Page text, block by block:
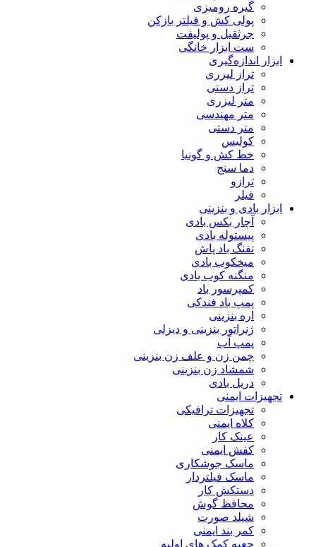
گیره رومیزی
پولی کش و فیلتر بازکن
جرثقیل و پولیفت
ست ابزار خانگی
ابزار اندازه‌گیری
تراز لیزری
تراز دستی
متر لیزری
متر مهندسی
متر دستی
کولیس
خط کش و گونیا
دما سنج
ترازو
فیلر
ابزار بادی و بنزینی
آچار بکس بادی
پیستوله بادی
تفنگ باد پاش
میخکوب بادی
منگنه کوب بادی
کمپرسور باد
پمپ باد فندکی
اره بنزینی
ژنراتور بنزینی و دیزلی
پمپ آب
چمن زن و علف زن بنزینی
شمشاد زن بنزینی
دریل بادی
تجهیزات ایمنی
تجهیزات ترافیکی
کلاه ایمنی
عینک کار
کفش ایمنی
ماسک جوشکاری
ماسک فیلتردار
دستکش کار
محافظ گوش
شیلد صورت
کمر بند ایمنی
جعبه کمک های اولیه